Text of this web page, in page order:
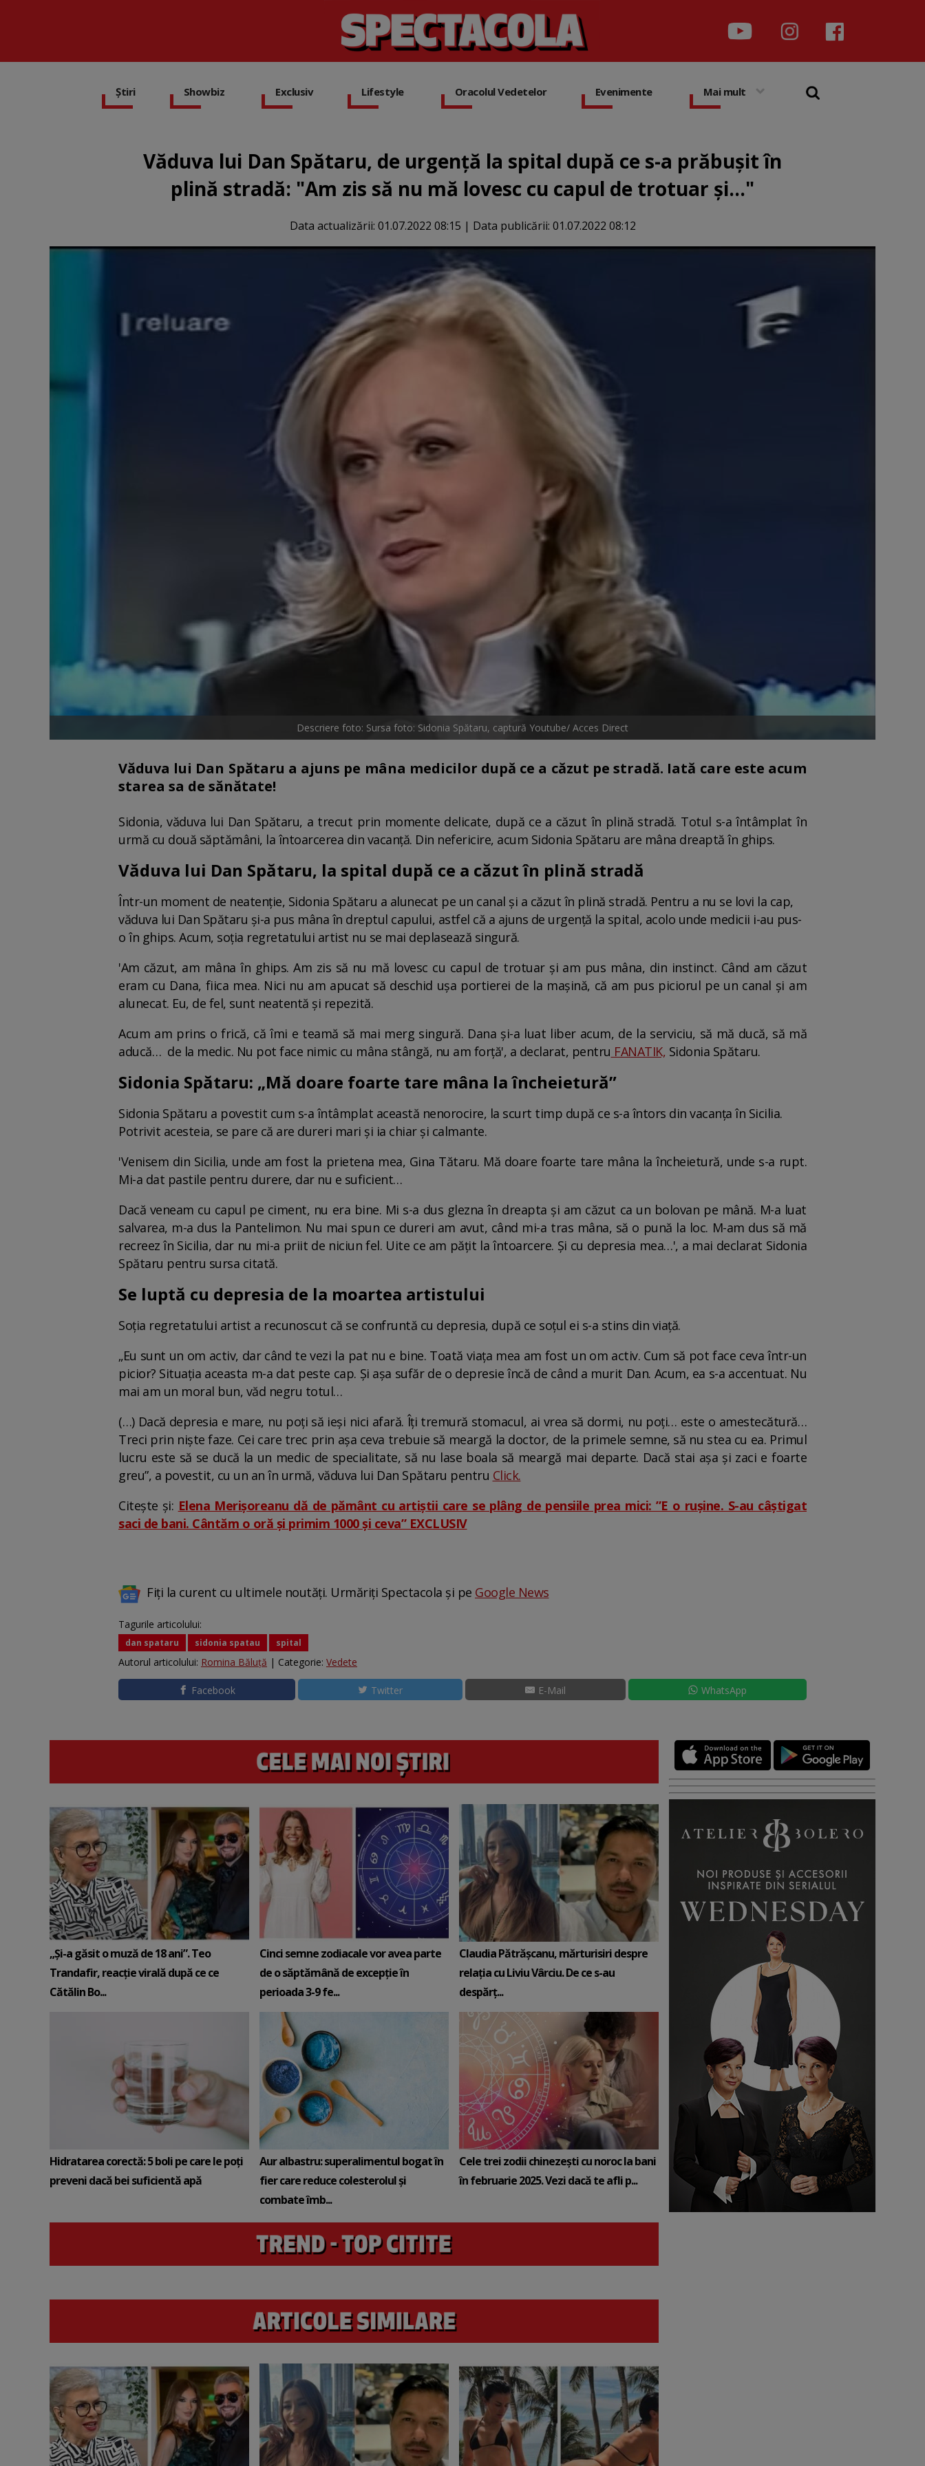
Știri Showbiz Exclusiv Lifestyle Oracolul Vedetelor Evenimente Mai mult
Văduva lui Dan Spătaru, de urgență la spital după ce s-a prăbușit în
plină stradă: "Am zis să nu mă lovesc cu capul de trotuar și..."
Data actualizării: 01.07.2022 08:15 | Data publicării: 01.07.2022 08:12
Descriere foto: Sursa foto: Sidonia Spătaru, captură Youtube/ Acces Direct
Văduva lui Dan Spătaru a ajuns pe mâna medicilor după ce a căzut pe stradă. Iată care este acum
starea sa de sănătate!
Sidonia, văduva lui Dan Spătaru, a trecut prin momente delicate, după ce a căzut în plină stradă. Totul s-a întâmplat în
urmă cu două săptămâni, la întoarcerea din vacanță. Din nefericire, acum Sidonia Spătaru are mâna dreaptă în ghips.
Văduva lui Dan Spătaru, la spital după ce a căzut în plină stradă
Într-un moment de neatenție, Sidonia Spătaru a alunecat pe un canal și a căzut în plină stradă. Pentru a nu se lovi la cap,
văduva lui Dan Spătaru și-a pus mâna în dreptul capului, astfel că a ajuns de urgență la spital, acolo unde medicii i-au pus-
o în ghips. Acum, soția regretatului artist nu se mai deplasează singură.
'Am căzut, am mâna în ghips. Am zis să nu mă lovesc cu capul de trotuar și am pus mâna, din instinct. Când am căzut
eram cu Dana, fiica mea. Nici nu am apucat să deschid ușa portierei de la mașină, că am pus piciorul pe un canal și am
alunecat. Eu, de fel, sunt neatentă și repezită.
Acum am prins o frică, că îmi e teamă să mai merg singură. Dana și-a luat liber acum, de la serviciu, să mă ducă, să mă
aducă… de la medic. Nu pot face nimic cu mâna stângă, nu am forță', a declarat, pentru FANATIK, Sidonia Spătaru.
Sidonia Spătaru: „Mă doare foarte tare mâna la încheietură”
Sidonia Spătaru a povestit cum s-a întâmplat această nenorocire, la scurt timp după ce s-a întors din vacanța în Sicilia.
Potrivit acesteia, se pare că are dureri mari și ia chiar și calmante.
'Venisem din Sicilia, unde am fost la prietena mea, Gina Tătaru. Mă doare foarte tare mâna la încheietură, unde s-a rupt.
Mi-a dat pastile pentru durere, dar nu e suficient…
Dacă veneam cu capul pe ciment, nu era bine. Mi s-a dus glezna în dreapta și am căzut ca un bolovan pe mână. M-a luat
salvarea, m-a dus la Pantelimon. Nu mai spun ce dureri am avut, când mi-a tras mâna, să o pună la loc. M-am dus să mă
recreez în Sicilia, dar nu mi-a priit de niciun fel. Uite ce am pățit la întoarcere. Și cu depresia mea…', a mai declarat Sidonia
Spătaru pentru sursa citată.
Se luptă cu depresia de la moartea artistului
Soția regretatului artist a recunoscut că se confruntă cu depresia, după ce soțul ei s-a stins din viață.
„Eu sunt un om activ, dar când te vezi la pat nu e bine. Toată viața mea am fost un om activ. Cum să pot face ceva într-un
picior? Situația aceasta m-a dat peste cap. Și așa sufăr de o depresie încă de când a murit Dan. Acum, ea s-a accentuat. Nu
mai am un moral bun, văd negru totul…
(…) Dacă depresia e mare, nu poți să ieși nici afară. Îți tremură stomacul, ai vrea să dormi, nu poți… este o amestecătură…
Treci prin niște faze. Cei care trec prin așa ceva trebuie să meargă la doctor, de la primele semne, să nu stea cu ea. Primul
lucru este să se ducă la un medic de specialitate, să nu lase boala să meargă mai departe. Dacă stai așa și zaci e foarte
greu”, a povestit, cu un an în urmă, văduva lui Dan Spătaru pentru Click.
Citește și: Elena Merișoreanu dă de pământ cu artiștii care se plâng de pensiile prea mici: ”E o rușine. S-au câștigat
saci de bani. Cântăm o oră și primim 1000 și ceva” EXCLUSIV
Fiți la curent cu ultimele noutăți. Urmăriți Spectacola și pe Google News
Tagurile articolului:
dan spataru sidonia spatau spital
Autorul articolului: Romina Băluță | Categorie: Vedete
Facebook Twitter E-Mail WhatsApp
„Și-a găsit o muză de 18 ani”. Teo
Trandafir, reacție virală după ce ce
Cătălin Bo...
Cinci semne zodiacale vor avea parte
de o săptămână de excepție în
perioada 3-9 fe...
Claudia Pătrășcanu, mărturisiri despre
relația cu Liviu Vârciu. De ce s-au
despărț...
Hidratarea corectă: 5 boli pe care le poți
preveni dacă bei suficientă apă
Aur albastru: superalimentul bogat în
fier care reduce colesterolul și
combate îmb...
Cele trei zodii chinezești cu noroc la bani
în februarie 2025. Vezi dacă te afli p...